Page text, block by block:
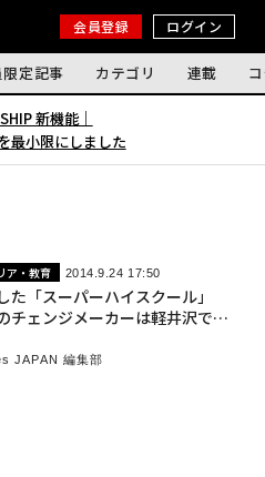
会員登録 ログイン
定記事 カテゴリ 連載
新機能｜
最小限にしました
ア・教育 2014.9.24 17:50
た「スーパーハイスクール」
チェンジメーカーは軽井沢で育
JAPAN 編集部